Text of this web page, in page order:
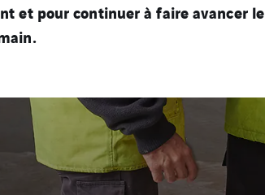
et pour continuer à faire avancer le